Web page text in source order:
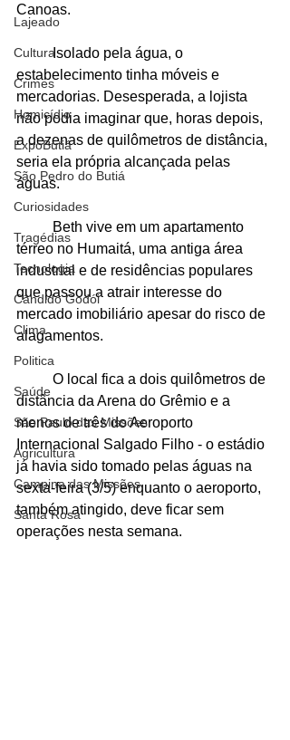
Lajeado
Cultura
Crimes
Homicídio
ExpoButiá
São Pedro do Butiá
Curiosidades
Tragédias
Tecnologia
Cândido Godói
Clima
Politica
Saúde
São Paulo das Missões
Agricultura
Campina das Missões
Santa Rosa
Canoas.
	Isolado pela água, o
estabelecimento tinha móveis e
mercadorias. Desesperada, a lojista
não podia imaginar que, horas depois,
a dezenas de quilômetros de distância,
seria ela própria alcançada pelas
águas.
térreo no Humaitá, uma antiga área
industrial e de residências populares
que passou a atrair interesse do
mercado imobiliário apesar do risco de
alagamentos.
distância da Arena do Grêmio e a
menos de três do Aeroporto
Internacional Salgado Filho - o estádio
já havia sido tomado pelas águas na
sexta-feira (3/5) enquanto o aeroporto,
também atingido, deve ficar sem
operações nesta semana.